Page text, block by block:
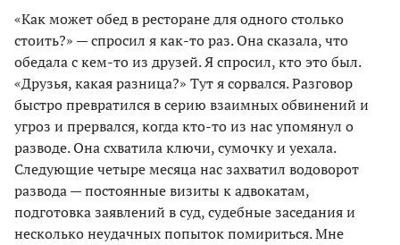
«Как может обед в ресторане для одного столько
стоить?» — спросил я как-то раз. Она сказала, что
обедала с кем-то из друзей. Я спросил, кто это был.
«Друзья, какая разница?» Тут я сорвался. Разговор
быстро превратился в серию взаимных обвинений и
угроз и прервался, когда кто-то из нас упомянул о
разводе. Она схватила ключи, сумочку и уехала.
Следующие четыре месяца нас захватил водоворот
развода — постоянные визиты к адвокатам,
подготовка заявлений в суд, судебные заседания и
несколько неудачных попыток помириться. Мне